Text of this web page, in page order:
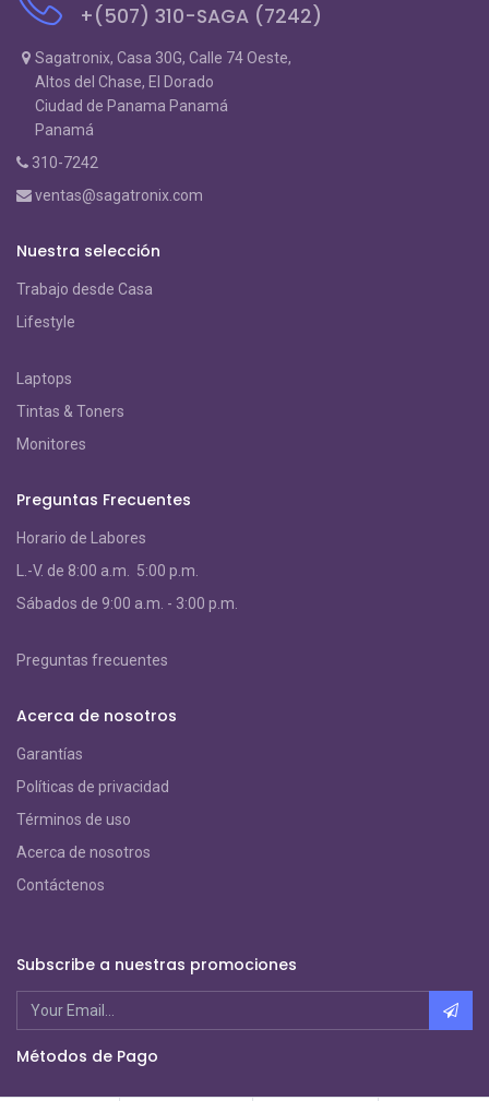
+(507) 310-SAGA (7242)
Sagatronix, Casa 30G, Calle 74 Oeste,
Altos del Chase, El Dorado
Ciudad de Panama Panamá
Panamá
310-7242
ventas@sagatronix.com
Nuestra selección
Trabajo desde Casa
Lifestyle
Laptops
Tintas & Toners
Monitores
Preguntas Frecuentes
Horario de Labores
L.-V. de 8:00 a.m. 5:00 p.m.
Sábados de 9:00 a.m. - 3:00 p.m.
Preguntas frecuentes
Acerca de nosotros
Garantías
Políticas de privacidad
Términos de uso
Acerca de nosotros
Contáctenos
Subscribe a nuestras promociones
Métodos de Pago